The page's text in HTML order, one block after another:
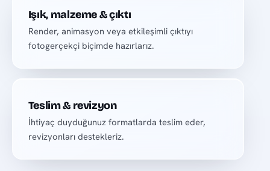
Işık, malzeme & çıktı
Render, animasyon veya etkileşimli çıktıyı
fotogerçekçi biçimde hazırlarız.
Teslim & revizyon
İhtiyaç duyduğunuz formatlarda teslim eder,
revizyonları destekleriz.